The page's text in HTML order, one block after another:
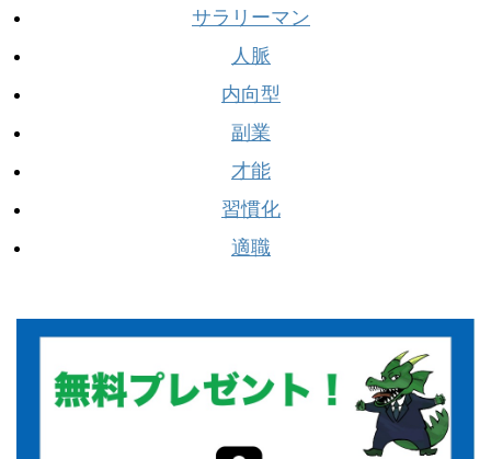
サラリーマン
人脈
内向型
副業
才能
習慣化
適職